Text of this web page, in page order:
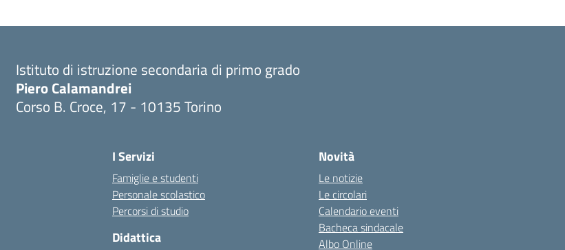
Istituto di istruzione secondaria di primo grado
Piero Calamandrei
Corso B. Croce, 17 - 10135 Torino
I Servizi
Famiglie e studenti
Personale scolastico
Percorsi di studio
Didattica
Novità
Le notizie
Le circolari
Calendario eventi
Bacheca sindacale
Albo Online